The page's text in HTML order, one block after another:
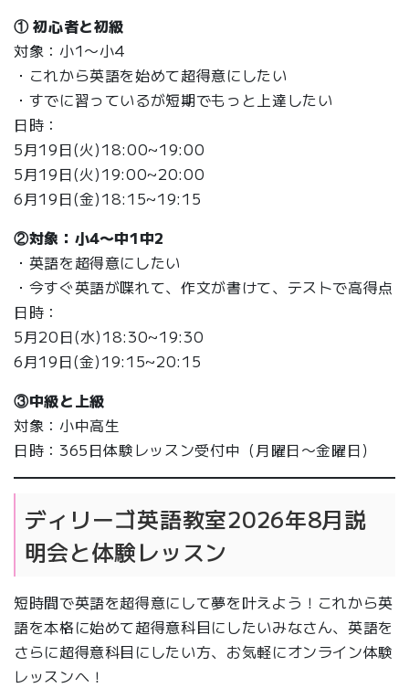
① 初心者と初級
対象：小1〜小4
・これから英語を始めて超得意にしたい
・すでに習っているが短期でもっと上達したい
日時：
5月19日(火)18:00~19:00
5月19日(火)19:00~20:00
6月19日(金)18:15~19:15
②対象：小4〜中1中2
・英語を超得意にしたい
・今すぐ英語が喋れて、作文が書けて、テストで高得点
日時：
5月20日(水)18:30~19:30
6月19日(金)19:15~20:15
③中級と上級
対象：小中高生
日時：365日体験レッスン受付中（月曜日〜金曜日）
ディリーゴ英語教室2026年8月説
明会と体験レッスン
短時間で英語を超得意にして夢を叶えよう！これから英
語を本格に始めて超得意科目にしたいみなさん、英語を
さらに超得意科目にしたい方、お気軽にオンライン体験
レッスンへ！